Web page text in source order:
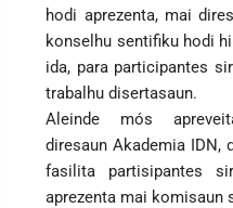
hodi aprezenta, mai
konselhu sentifiku hodi
ida, para participantes
trabalhu disertasaun.
Aleinde mós
diresaun Akademia IDN,
fasilita partisipantes
aprezenta mai komisaun